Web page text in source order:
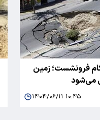
فرونشست؛ زمین
می‌شود
۱۴۰۴/۰۶/۱۱ ۱۰:۴۵